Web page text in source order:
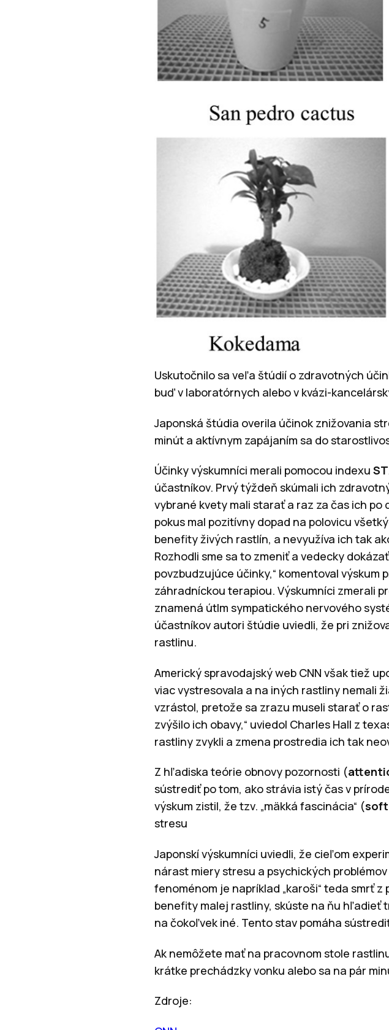
Uskutočnilo sa veľa štúdií o zdravotných
buď v laboratórnych alebo v kvázi-
Japonská štúdia overila účinok znižovania
minút a aktívnym zapájaním sa do
Účinky výskumníci merali pomocou indexu
účastníkov. Prvý týždeň skúmali ich
vybrané kvety mali starať a raz za čas ich
pokus mal pozitívny dopad na polovicu
benefity živých rastlín, a nevyužíva ich tak
Rozhodli sme sa to zmeniť a vedecky
povzbudzujúce účinky,“ komentoval
záhradníckou terapiou. Výskumníci zmerali
znamená útlm sympatického nervového
účastníkov autori štúdie uviedli, že pri
rastlinu.
Americký spravodajský web CNN však tiež
viac vystresovala a na iných rastliny nemali
vzrástol, pretože sa zrazu museli starať o
zvýšilo ich obavy,“ uviedol Charles Hall z
rastliny zvykli a zmena prostredia ich tak
Z hľadiska teórie obnovy pozornosti (
sústrediť po tom, ako strávia istý čas v
výskum zistil, že tzv. „mäkká fascinácia“ (
stresu
Japonskí výskumníci uviedli, že cieľom
nárast miery stresu a psychických
fenoménom je napríklad „karoši“ teda smrť
benefity malej rastliny, skúste na ňu hľadieť
na čokoľvek iné. Tento stav pomáha
Ak nemôžete mať na pracovnom stole
krátke prechádzky vonku alebo sa na pár
Zdroje: